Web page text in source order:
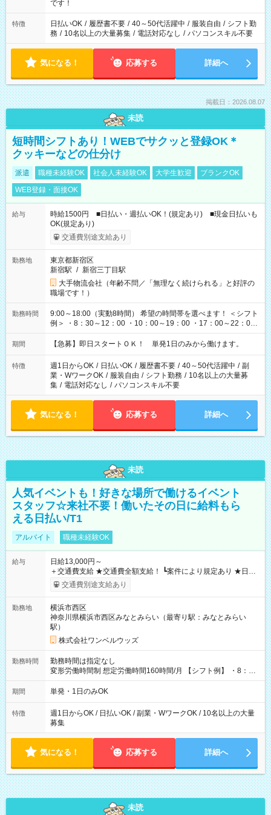
です！
特徴 日払いOK / 履歴書不要 / 40～50代活躍中 / 服装自由 / シフト勤
務 / 10名以上の大量募集 / 電話対応なし / パソコンスキル不要
気になる！ 応募する 詳細へ
掲載日：2026.08.07
未読
短時間シフトあり！WEBでサクッと登録OK＊
クッキーなどの仕分け
派遣 職種未経験OK 社会人未経験OK 大学生歓迎
ブランクOK
WEB登録・面接OK
給与
時給1500円 ■日払い・週払いOK！(規定あり) ■現金日払いも
OK(規定あり)
交通費別途支給あり
勤務地
東京都新宿区
新宿駅 / 新宿三丁目駅
大手物流会社（年齢不問／「無理なく続けられる」と好評の
職場です！）
勤務時間
9:00～18:00（実動8時間） 希望の時間帯を選べます！ ＜シフト
例＞ ・8：30～12：00 ・10：00～19：00 ・17：00～22：00
・13：00～22：00 ・22：00～翌6：00 など
期間 【急募】即日スタートＯＫ！ 単発1日のみから働けます。
特徴 週1日からOK / 日払いOK / 履歴書不要 / 40～50代活躍中 / 副
業・WワークOK / 服装自由 / シフト勤務 / 10名以上の大量募
集 / 電話対応なし / パソコンスキル不要
気になる！ 応募する 詳細へ
未読
人気イベントも！好きな場所で働けるイベント
スタッフ☆来社不要！働いたその日に給料もら
える日払い/T1
アルバイト 職種未経験OK
給与
日給13,000円～
＋交通費支給 ★交通費全額支給！ ┗案件により規定あり ★日払
いOK！（規定あり） ┗働いたその日に現金GET♪ お仕事後はコ
ンビニATMから 日払い分を引き落とせます！ 【試用期間】試
交通費別途支給あり
勤務地
横浜市西区
神奈川県横浜市西区みなとみらい（最寄り駅：みなとみらい
駅）
株式会社ワンベルウッズ
勤務時間
勤務時間は指定なし
変形労働時間制 想定労働時間160時間/月 【シフト例】 ・8：00
～21：00
期間 単発・1日のみOK
特徴
週1日からOK / 日払いOK / 副業・WワークOK / 10名以上の大量
募集
気になる！ 応募する 詳細へ
未読